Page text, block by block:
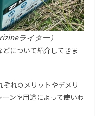
ライター）
について紹介してきま
れのメリットやデメリ
ンや用途によって使いわ